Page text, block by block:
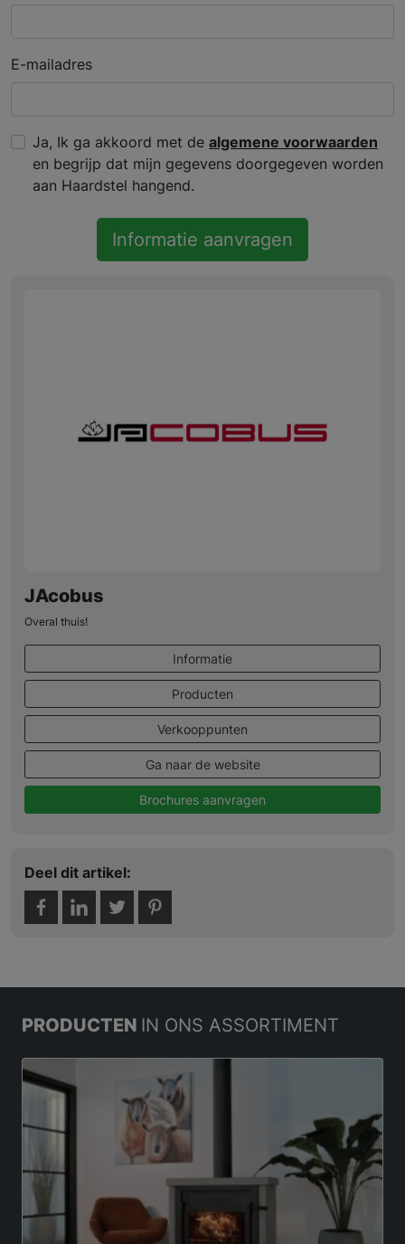
E-mailadres
Ja, Ik ga akkoord met de algemene voorwaarden
en begrijp dat mijn gegevens doorgegeven worden
aan Haardstel hangend.
Informatie aanvragen
JAcobus
Overal thuis!
Informatie
Producten
Verkooppunten
Ga naar de website
Brochures aanvragen
Deel dit artikel:
PRODUCTEN IN ONS ASSORTIMENT